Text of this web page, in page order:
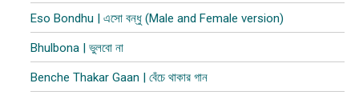
Eso Bondhu | এসো বন্ধু (Male and Female version)
Bhulbona | ভুলবো না
Benche Thakar Gaan | বেঁচে থাকার গান